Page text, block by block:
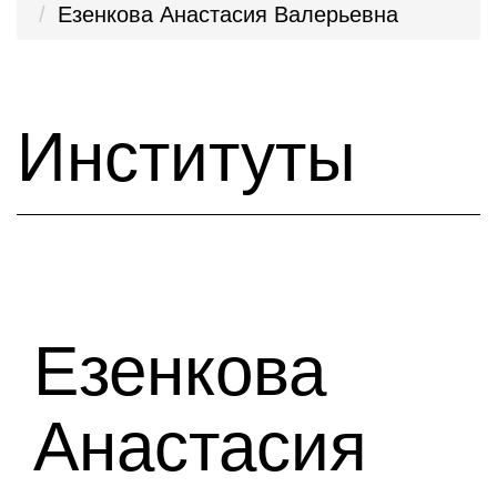
Езенкова Анастасия Валерьевна
Институты
Езенкова
Анастасия